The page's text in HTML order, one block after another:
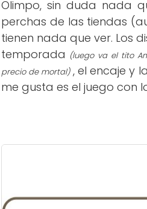
Olimpo, sin duda nada
perchas de las tiendas
tienen nada que ver. Los
temporada (luego va el tito
precio de mortal) , el encaje y
me gusta es el juego con